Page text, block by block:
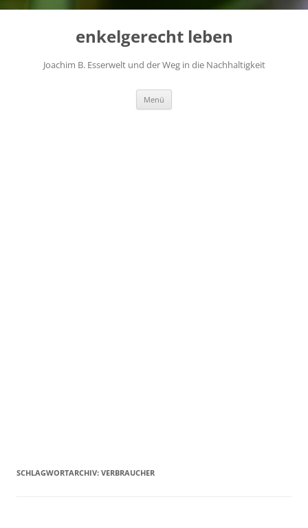
...
Zum
enkelgerecht leben
Joachim B. Esserwelt und der Weg in die Nachhaltigkeit
Menü
SCHLAGWORTARCHIV: VERBRAUCHER